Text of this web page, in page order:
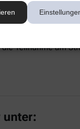
sondern
und
macht
Teilnahme am
unter: